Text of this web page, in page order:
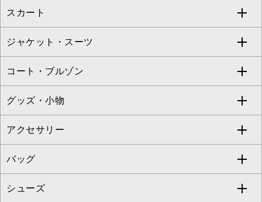
ブラウス・シャツ
ニット・セーター
カーディガン
アンサンブルセット
ベスト・ジレ
パーカー
タンクトップ・キャミソール
ワンピース
ドレス
チュニック
ジャンパースカート
その他のワンピース・ドレス
すべてのパンツ
フルレングスパンツ
クロップド・半端丈パンツ
ガウチョ・ワイドパンツ
ハーフ・ショート丈パンツ
サロペット・オールインワン
その他のパンツ
スカート
すべてのスカート
ロング・マキシ丈スカート
ひざ丈スカート
ミモレ丈スカート
ショート・ミニ丈スカート
その他のスカート
ジャケット・スーツ
すべてのジャケット・スーツ
テーラードジャケット
ノーカラージャケット
セットアップ
セットアップジャケット
コート・ブルゾン
すべてのコート・ブルゾン
トレンチコート
ピーコート
ダッフルコート
グッズ・小物
すべてのグッズ・小物
マスク
ストール・マフラー・スヌード
アクセサリー
すべてのアクセサリー
ネックレス
バッグ
すべてのバッグ
シューズ